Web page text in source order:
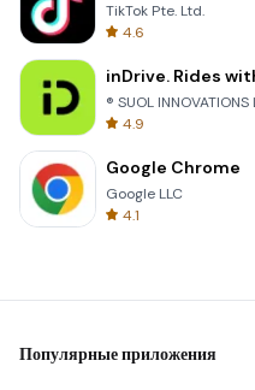
TikTok Pte. Ltd.
4.6
inDrive. Rides
® SUOL INNOVATIONS
4.9
Google Chrome
Google LLC
4.1
Популярные приложения